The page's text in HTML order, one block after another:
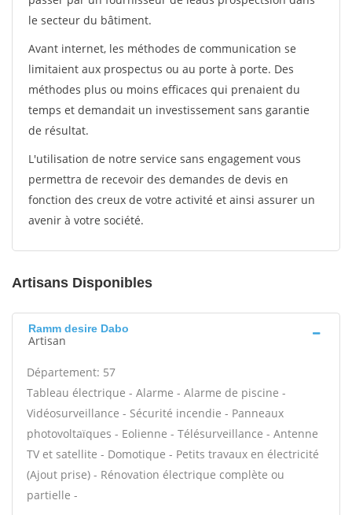
le secteur du bâtiment.
Avant internet, les méthodes de communication se
limitaient aux prospectus ou au porte à porte. Des
méthodes plus ou moins efficaces qui prenaient du
temps et demandait un investissement sans garantie
de résultat.
L'utilisation de notre service sans engagement vous
permettra de recevoir des demandes de devis en
fonction des creux de votre activité et ainsi assurer un
avenir à votre société.
Artisans Disponibles
Ramm desire Dabo
Artisan
Département: 57
Tableau électrique - Alarme - Alarme de piscine -
Vidéosurveillance - Sécurité incendie - Panneaux
photovoltaïques - Eolienne - Télésurveillance - Antenne
TV et satellite - Domotique - Petits travaux en électricité
(Ajout prise) - Rénovation électrique complète ou
partielle -